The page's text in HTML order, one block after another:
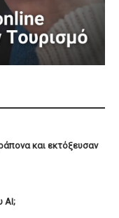
και εκτόξευσαν
ΑΙ;